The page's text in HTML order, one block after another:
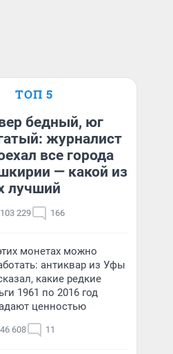
ТОП 5
бедный, юг
журналист
все города
— какой из
лучший
103 229 166
монетах можно
антиквар из Уфы
какие редкие
1961 по 2016 год
ценностью
46 608 11